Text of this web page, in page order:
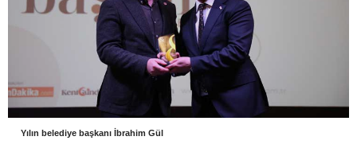
Yılın belediye başkanı İbrahim Gül